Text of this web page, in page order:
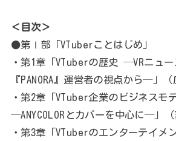
＜目次＞
●第Ⅰ部「VTuberことはじめ」
・第1章「VTuberの歴史 ─VRニュー
『PANORA』運営者の視点から─」（
・第2章「VTuber企業のビジネスモ
─ANYCOLORとカバーを中心に─」（
・第3章「VTuberのエンターテイメ